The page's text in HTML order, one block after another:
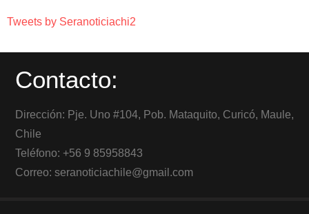
Tweets by Seranoticiachi2
Contacto:
Dirección: Pje. Uno #104, Pob. Mataquito, Curicó, Maule,
Chile
Teléfono: +56 9 85958843
Correo: seranoticiachile@gmail.com